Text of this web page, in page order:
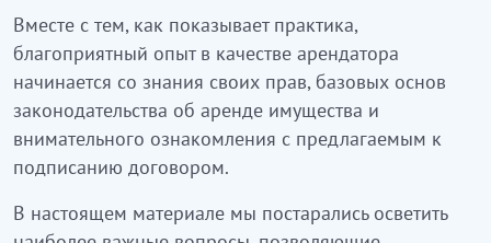
Вместе с тем, как показывает практика,
благоприятный опыт в качестве арендатора
начинается со знания своих прав, базовых основ
законодательства об аренде имущества и
внимательного ознакомления с предлагаемым к
подписанию договором.
В настоящем материале мы постарались осветить